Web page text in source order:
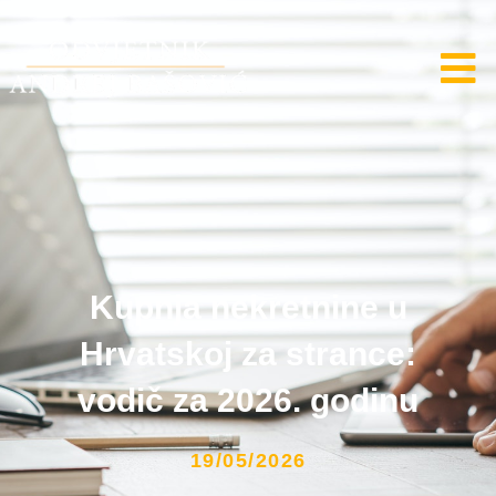
Kupnja nekretnine u
Hrvatskoj za strance:
vodič za 2026. godinu
19/05/2026